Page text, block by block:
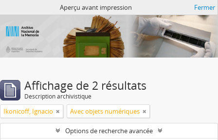
Aperçu avant impression Fermer
Affichage de 2 résultats
Description archivistique
Ikonicoff, Ignacio Avec objets numériques
Options de recherche avancée